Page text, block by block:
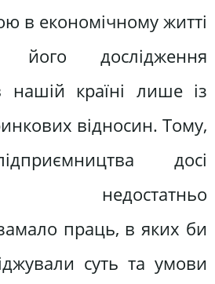
в економічному житті
дослідження
нашій країні лише із
відносин. Тому,
досі
недостатньо
праць, в яких би
суть та умови